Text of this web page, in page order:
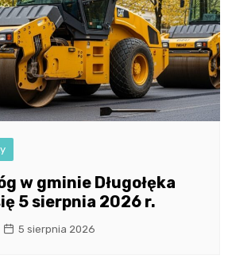
w gminie Długołęka
5 sierpnia 2026 r.
5 sierpnia 2026